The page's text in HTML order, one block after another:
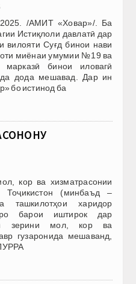
/АМИТ «Ховар»/. Ба
Истиқлоли давлатӣ дар
вилояти Суғд бинои нави
миёнаи умумии №19 ва
бинои иловагӣ
дода мешавад. Дар ин
бо истинод ба
кор ва хизматрасонии
Тоҷикистон (минбаъд –
ташкилотҳои харидор
барои иштирок дар
зерини мол, кор ва
гузаронида мешаванд,